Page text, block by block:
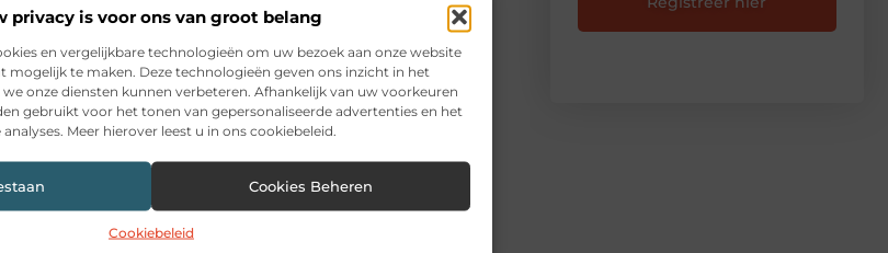
privacy is voor ons van groot belang
en vergelijkbare technologieën om uw bezoek aan onze website
mogelijk te maken. Deze technologieën geven ons inzicht in het
onze diensten kunnen verbeteren. Afhankelijk van uw voorkeuren
gebruikt voor het tonen van gepersonaliseerde advertenties en het
Meer hierover leest u in ons cookiebeleid.
Cookies Beheren
Cookiebeleid
de prijs? ▼
LinkedIn Email